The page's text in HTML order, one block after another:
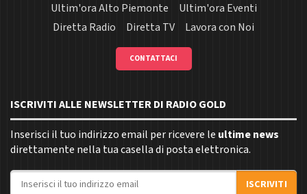
Ultim'ora Alto Piemonte
Ultim'ora Eventi
Diretta Radio
Diretta TV Lavora con Noi
CONTATTACI
ISCRIVITI ALLE NEWSLETTER DI RADIO GOLD
Inserisci il tuo indirizzo email per ricevere le ultime news
direttamente nella tua casella di posta elettronica.
Indirizzo email
ISCRIVITI